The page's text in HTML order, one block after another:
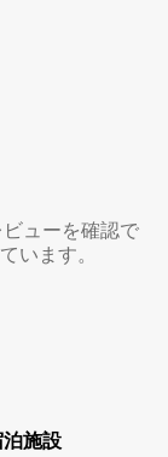
ューを確認で
います。
施⁠設